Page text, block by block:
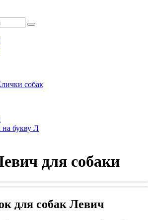
собак
на букву Л
для собаки
для собак Левич